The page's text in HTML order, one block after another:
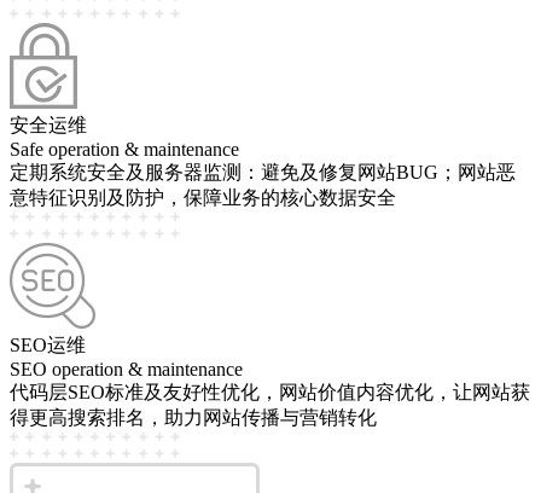
安全运维
Safe operation & maintenance
定期系统安全及服务器监测：避免及修复网站BUG；网站恶
意特征识别及防护，保障业务的核心数据安全
SEO运维
SEO operation & maintenance
代码层SEO标准及友好性优化，网站价值内容优化，让网站获
得更高搜索排名，助力网站传播与营销转化